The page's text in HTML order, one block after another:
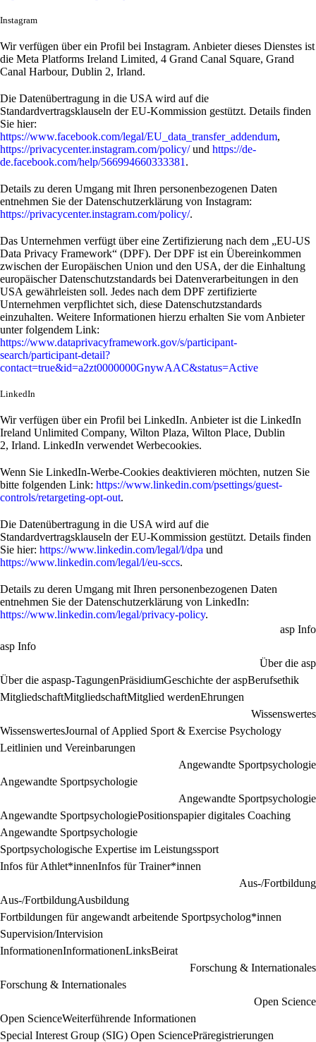
Instagram
Wir verfügen über ein Profil bei Instagram. Anbieter dieses Dienstes ist
die Meta Platforms Ireland Limited, 4 Grand Canal Square, Grand
Canal Harbour, Dublin 2, Irland.
Die Datenübertragung in die USA wird auf die
Standardvertragsklauseln der EU-Kommission gestützt. Details finden
Sie hier:
https://www.facebook.com/legal/EU_data_transfer_addendum,
https://privacycenter.instagram.com/policy/und https://de-
de.facebook.com/help/566994660333381 .
Details zu deren Umgang mit Ihren personenbezogenen Daten
entnehmen Sie der Datenschutzerklärung von Instagram:
https://privacycenter.instagram.com/policy/.
Das Unternehmen verfügt über eine Zertifizierung nach dem „EU-US
Data Privacy Framework“ (DPF). Der DPF ist ein Übereinkommen
zwischen der Europäischen Union und den USA, der die Einhaltung
europäischer Datenschutzstandards bei Datenverarbeitungen in den
USA gewährleisten soll. Jedes nach dem DPF zertifizierte
Unternehmen verpflichtet sich, diese Datenschutzstandards
einzuhalten. Weitere Informationen hierzu erhalten Sie vom Anbieter
unter folgendem Link:
https://www.dataprivacyframework.gov/s/participant-
search/participant-detail?
contact=true&id=a2zt0000000GnywAAC&status=Active
LinkedIn
Wir verfügen über ein Profil bei LinkedIn. Anbieter ist die LinkedIn
Ireland Unlimited Company, Wilton Plaza, Wilton Place, Dublin
2, Irland. LinkedIn verwendet Werbecookies.
Wenn Sie LinkedIn-Werbe-Cookies deaktivieren möchten, nutzen Sie
bitte folgenden Link: https://www.linkedin.com/psettings/guest-
controls/retargeting-opt-out.
Die Datenübertragung in die USA wird auf die
Standardvertragsklauseln der EU-Kommission gestützt. Details finden
Sie hier: https://www.linkedin.com/legal/l/dpa und
https://www.linkedin.com/legal/l/eu-sccs.
Details zu deren Umgang mit Ihren personenbezogenen Daten
entnehmen Sie der Datenschutzerklärung von LinkedIn:
https://www.linkedin.com/legal/privacy-policy.
asp Info
asp Info
Über die asp
Über die aspasp-TagungenPräsidiumGeschichte der aspBerufsethik
MitgliedschaftMitgliedschaftMitglied werdenEhrungen
Wissenswertes
WissenswertesJournal of Applied Sport & Exercise Psychology
Leitlinien und Vereinbarungen
Angewandte Sportpsychologie
Angewandte Sportpsychologie
Angewandte Sportpsychologie
Angewandte SportpsychologiePositionspapier digitales Coaching
Angewandte Sportpsychologie
Sportpsychologische Expertise im Leistungssport
Infos für Athlet*innenInfos für Trainer*innen
Aus-/Fortbildung
Aus-/FortbildungAusbildung
Fortbildungen für angewandt arbeitende Sportpsycholog*innen
Supervision/Intervision
InformationenInformationenLinksBeirat
Forschung & Internationales
Forschung & Internationales
Open Science
Open ScienceWeiterführende Informationen
Special Interest Group (SIG) Open SciencePräregistrierungen